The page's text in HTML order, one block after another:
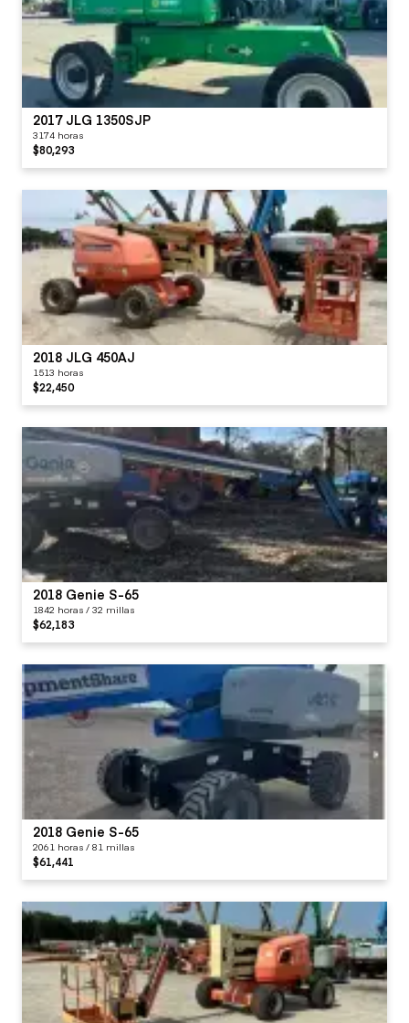
2017 JLG 1350SJP
3174 horas
$80,293
2018 JLG 450AJ
1513 horas
$22,450
2018 Genie S-65
1842 horas / 32 millas
$62,183
2018 Genie S-65
2061 horas / 81 millas
$61,441